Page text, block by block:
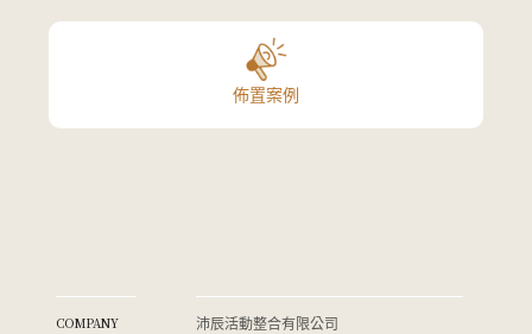
佈置案例
COMPANY 沛辰活動整合有限公司